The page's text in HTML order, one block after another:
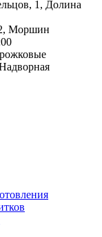
1, Долина
Моршин